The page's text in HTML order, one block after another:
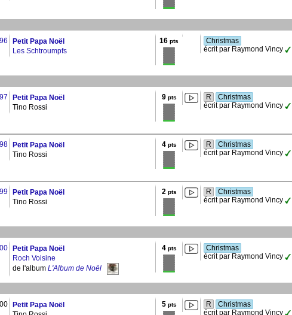
Petit Papa Noël
Les Schtroumpfs
16 pts
Christmas
écrit par Raymond Vincy
Petit Papa Noël
Tino Rossi
9pts R
Christmas
écrit par Raymond Vincy
Petit Papa Noël
Tino Rossi
4pts R
Christmas
écrit par Raymond Vincy
Petit Papa Noël
Tino Rossi
2 pts R
Christmas
écrit par Raymond Vincy
Petit Papa Noël
Roch Voisine
de l'album L'Album de Noël
4pts
Christmas
écrit par Raymond Vincy
Petit Papa Noël
5pts R
Christmas
écrit par Raymond Vincy